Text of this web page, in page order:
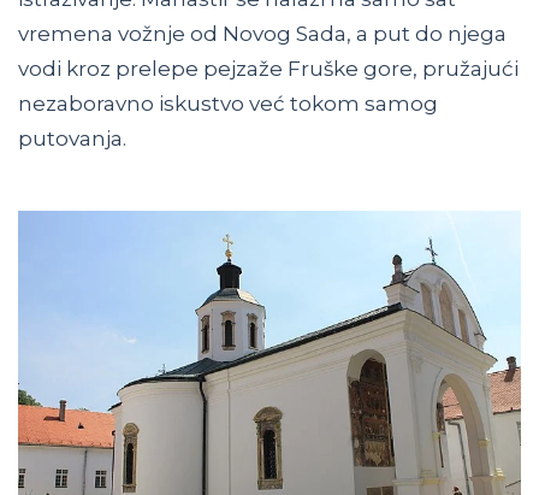
vremena vožnje od Novog Sada, a put do njega
vodi kroz prelepe pejzaže Fruške gore, pružajući
nezaboravno iskustvo već tokom samog
putovanja.